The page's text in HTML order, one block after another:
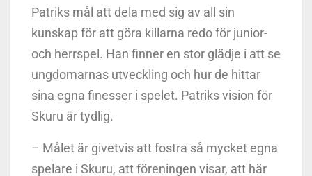
Patriks mål att dela med sig av all sin
kunskap för att göra killarna redo för junior-
och herrspel. Han finner en stor glädje i att se
ungdomarnas utveckling och hur de hittar
sina egna finesser i spelet. Patriks vision för
Skuru är tydlig.
– Målet är givetvis att fostra så mycket egna
spelare i Skuru, att föreningen visar, att här